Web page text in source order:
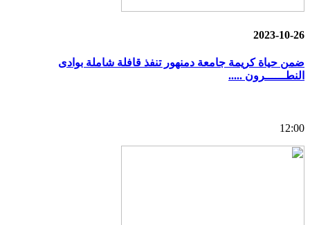
2023-10-26
ضمن حياة كريمة جامعة دمنهور تنفذ قافلة شاملة بوادى
النطــــــرون .....
12:00